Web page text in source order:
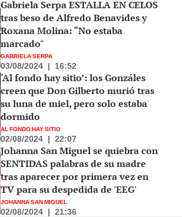
Gabriela Serpa ESTALLA EN CELOS
tras beso de Alfredo Benavides y
Roxana Molina: “No estaba
marcado"
GABRIELA SERPA
03/08/2024 | 16:52
‘Al fondo hay sitio’: los Gonzáles
creen que Don Gilberto murió tras
su luna de miel, pero solo estaba
dormido
AL FONDO HAY SITIO
02/08/2024 | 22:07
Johanna San Miguel se quiebra con
SENTIDAS palabras de su madre
tras aparecer por primera vez en
TV para su despedida de 'EEG'
JOHANNA SAN MIGUEL
02/08/2024 | 21:36